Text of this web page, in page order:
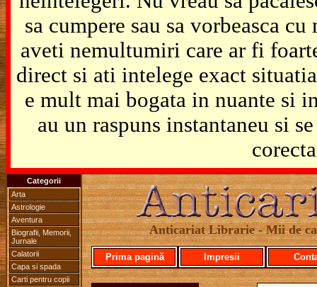
sa cumpere sau sa vorbeasca
aveti nemultumiri care ar fi
direct si ati intelege exact
e mult mai bogata in nuante si
au un raspuns instantaneu si
Categorii
Arta
Astrologie
Aventura
Biografii, Memorii,
Jurnale
Calatorii
Capa si spada
Carti pentru copii
Anticariat Librarie - Mii de
Prima pagină Impresii